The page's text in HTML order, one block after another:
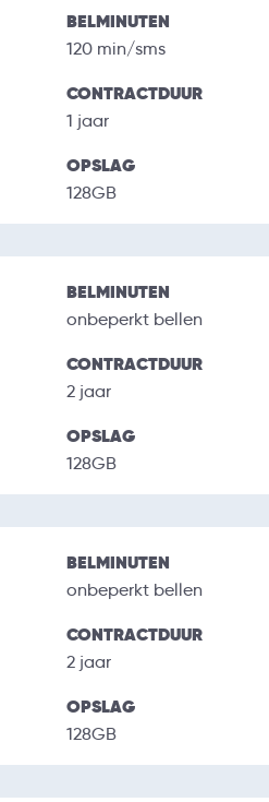
BELMINUTEN
120 min/sms
CONTRACTDUUR
1 jaar
OPSLAG
128GB
BELMINUTEN
onbeperkt bellen
CONTRACTDUUR
2 jaar
OPSLAG
128GB
BELMINUTEN
onbeperkt bellen
CONTRACTDUUR
2 jaar
OPSLAG
128GB